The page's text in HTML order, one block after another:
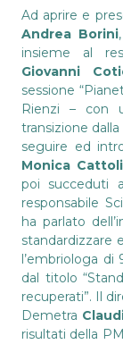
Ad aprire e
Andrea Borini,
insieme al
Giovanni
sessione
Rienzi – con
transizione
seguire ed
Monica Cattoli
poi succeduti
responsabile
ha parlato
standardizzare
l’embriologa di
dal titolo
recuperati”. Il
Demetra
risultati della